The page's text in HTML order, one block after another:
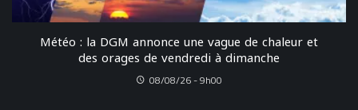
Météo : la DGM annonce une vague de chaleur et
des orages de vendredi à dimanche
08/08/26 - 9h00